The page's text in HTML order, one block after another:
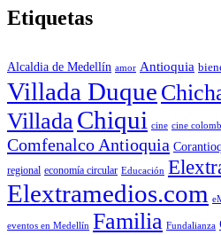
Etiquetas
Alcaldia de Medellín amor Antioquia
Villada Duque
Villada Chiqui cine cine
Comfenalco Antioquia
regional economía circular Educación
Elextramedios.com
eventos en Medellín Familia Fundalianza